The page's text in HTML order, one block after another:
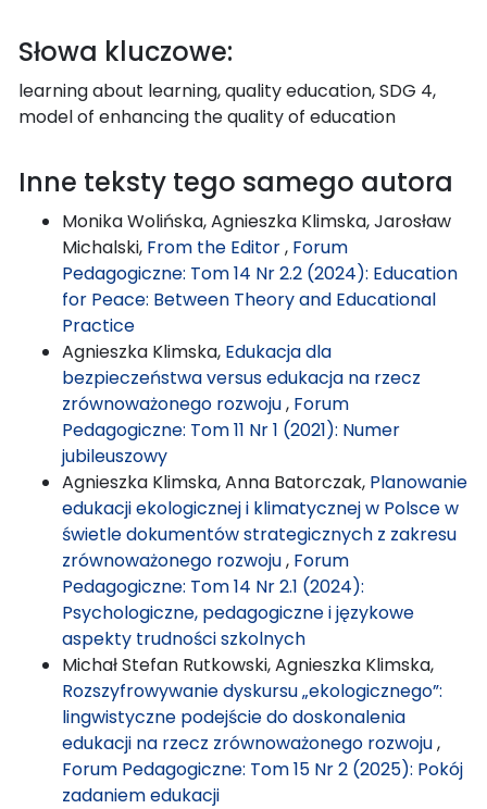
Słowa kluczowe:
learning about learning, quality education, SDG 4,
model of enhancing the quality of education
Inne teksty tego samego autora
Monika Wolińska, Agnieszka Klimska, Jarosław
Michalski, From the Editor, Forum
Pedagogiczne: Tom 14 Nr 2.2 (2024): Education
for Peace: Between Theory and Educational
Practice
Agnieszka Klimska, Edukacja dla
bezpieczeństwa versus edukacja na rzecz
zrównoważonego rozwoju, Forum
Pedagogiczne: Tom 11 Nr 1 (2021): Numer
jubileuszowy
Agnieszka Klimska, Anna Batorczak, Planowanie
edukacji ekologicznej i klimatycznej w Polsce w
świetle dokumentów strategicznych z zakresu
zrównoważonego rozwoju, Forum
Pedagogiczne: Tom 14 Nr 2.1 (2024):
Psychologiczne, pedagogiczne i językowe
aspekty trudności szkolnych
Michał Stefan Rutkowski, Agnieszka Klimska,
Rozszyfrowywanie dyskursu „ekologicznego”:
lingwistyczne podejście do doskonalenia
edukacji na rzecz zrównoważonego rozwoju,
Forum Pedagogiczne: Tom 15 Nr 2 (2025): Pokój
zadaniem edukacji